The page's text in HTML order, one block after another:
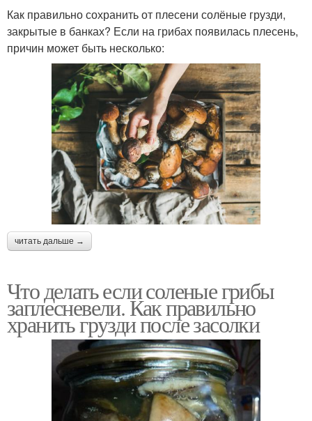
Как правильно сохранить от плесени солёные грузди,
закрытые в банках? Если на грибах появилась плесень,
причин может быть несколько:
читать дальше →
Что делать если соленые грибы
заплесневели. Как правильно
хранить грузди после засолки